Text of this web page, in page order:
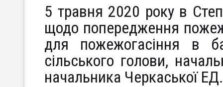
5 травня 2020 року в
щодо попередження
для пожежогасіння в
сільського голови,
начальника Черкаської ЕД.